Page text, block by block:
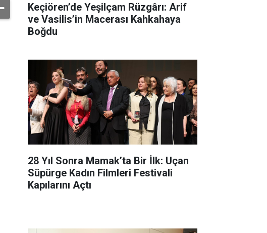
Keçiören’de Yeşilçam Rüzgârı: Arif
ve Vasilis’in Macerası Kahkahaya
Boğdu
28 Yıl Sonra Mamak’ta Bir İlk: Uçan
Süpürge Kadın Filmleri Festivali
Kapılarını Açtı